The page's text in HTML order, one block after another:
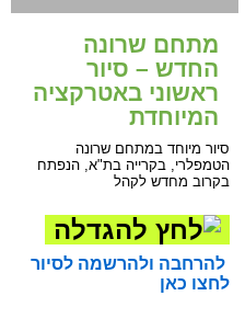
מתחם שרונה
החדש – סיור
ראשוני באטרקציה
המיוחדת
סיור מיוחד במתחם שרונה
הטמפלרי, בקרייה בת"א, הנפתח
בקרוב מחדש לקהל
להרחבה ולהרשמה לסיור
לחצו כאן